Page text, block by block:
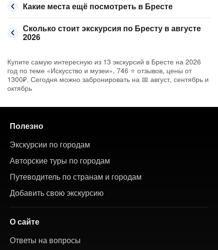
Какие места ещё посмотреть в Бресте
Сколько стоит экскурсия по Бресту в августе
2026
Купите самую интересную из 13 экскурсий в Бресте на 2026
год по теме «Искусство и музеи», 746 ⭐ отзывов, цены от
1300₽. Сегодня можно забронировать на 📅 август, сентябрь и
октябрь
Полезно
Экскурсии по городам
Авторские туры по городам
Путеводитель по странам и городам
Добавить свою экскурсию
О сайте
Ответы на вопросы